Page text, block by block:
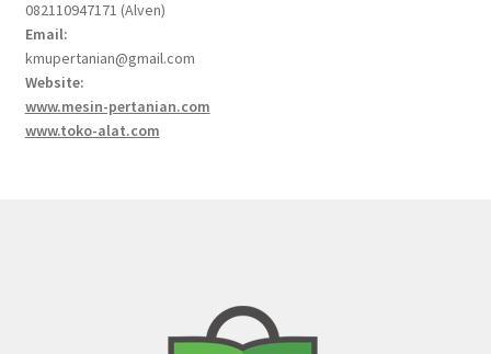
082110947171 (Alven)
Email:
kmupertanian@gmail.com
Website:
www.mesin-pertanian.com
www.toko-alat.com